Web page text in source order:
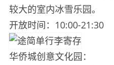
较大的室内冰雪乐园。
开放时间：10:00-21:30
华侨城创意文化园：